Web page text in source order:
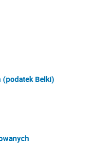
(podatek Belki)